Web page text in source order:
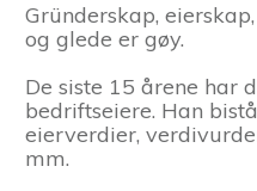
Gründerskap,
og glede er gøy.
De siste 15 årene har
bedriftseiere. Han
eierverdier,
mm.